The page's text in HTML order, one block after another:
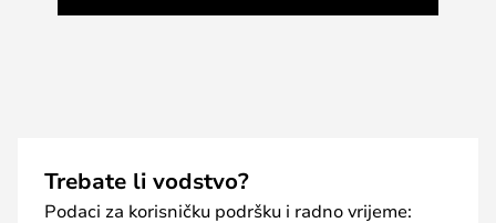
Trebate li vodstvo?
Podaci za korisničku podršku i radno vrijeme: